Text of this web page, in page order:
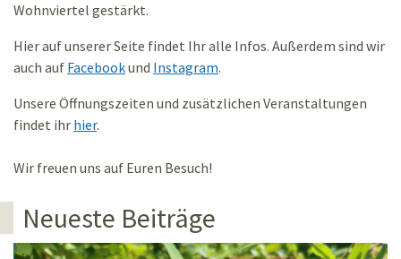
Wohnviertel gestärkt.
Hier auf unserer Seite findet Ihr alle Infos. Außerdem sind wir
auch auf Facebookund Instagram.
Unsere Öffnungszeiten und zusätzlichen Veranstaltungen
findet ihr hier.
Wir freuen uns auf Euren Besuch!
Neueste Beiträge